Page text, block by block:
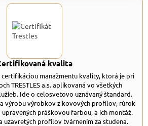
kvalita
certifikáciou manažmentu kvality, ktorá je pri
TRESTLES a.s. aplikovaná vo všetkých
Ide o celosvetovo uznávaný štandard.
výrobu výrobkov z kovových profilov, rúrok
práškovou farbou, a ich montáž.
uzavretých profilov tvárnením za studena.